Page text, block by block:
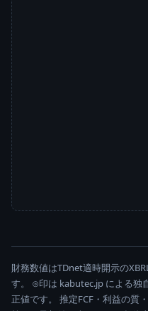
財務数値はTDnet適時開示の
す。 ⊙印は kabutec.jp による独
正値です。 推定FCF・利益の質